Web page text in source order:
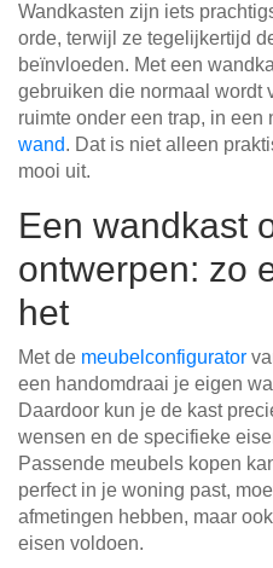
Wandkasten zijn iets
orde, terwijl ze tegelijkertijd
beïnvloeden. Met een
gebruiken die normaal wordt
ruimte onder een trap, in een
wand. Dat is niet alleen
mooi uit.
Een wandkast
ontwerpen: zo
het
Met de meubelconfigurator
een handomdraai je eigen
Daardoor kun je de kast
wensen en de specifieke
Passende meubels kopen
perfect in je woning past,
afmetingen hebben, maar
eisen voldoen.